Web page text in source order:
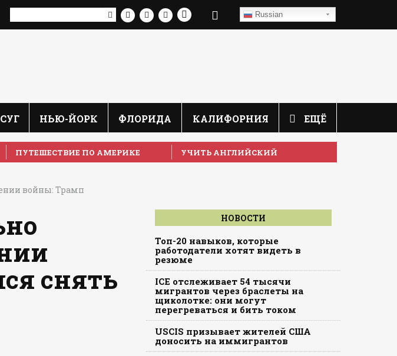
Russian
НЬЮ-ЙОРК ФЛОРИДА КАЛИФОРНИЯ ЕЩЁ
ПУТЕШЕСТВИЕ ПО АМЕРИКЕ УЧИТЬ АНГЛИЙСКИЙ
войны: Трамп
снять
НОВОСТИ
Топ-20 навыков, которые
работодатели хотят видеть в
резюме
ICE отслеживает 54 тысячи
мигрантов через браслеты на
щиколотке: они могут
перегреваться и бить током
USCIS призывает жителей США
доносить на иммигрантов